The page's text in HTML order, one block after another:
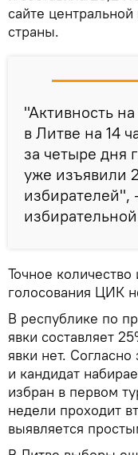
сайте
страны.
"Активность
в Литве на 14
за четыре дня
уже изъявили
избирателей",
Точное
голосования ЦИК
В республике по
явки составляет
явки нет.
и кандидат
избран в первом
недели проходит
выявляется